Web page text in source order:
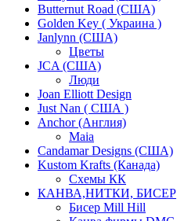
Butternut Road (США)
Golden Key ( Украина )
Janlynn (США)
Цветы
JCA (США)
Люди
Joan Elliott Design
Just Nan ( США )
Anchor (Англия)
Maia
Candamar Designs (США)
Kustom Krafts (Канада)
Схемы КК
КАНВА,НИТКИ, БИСЕР
Бисер Mill Hill